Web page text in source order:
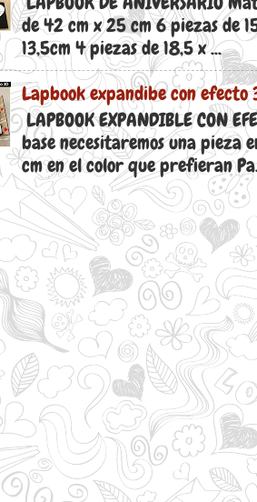
de 42 cm x 25 cm 6 piezas de
13,5cm 4 piezas de 18,5 x ...
Lapbook expandibe con efecto
LAPBOOK EXPANDIBLE CON
base necesitaremos una pieza
cm en el color que prefieran